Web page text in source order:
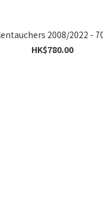
2008/2022 -
HK$780.00